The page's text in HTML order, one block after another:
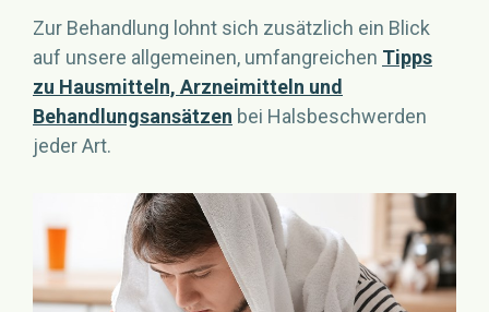
Zur Behandlung lohnt sich zusätzlich ein Blick
auf unsere allgemeinen, umfangreichen Tipps
zu Hausmitteln, Arzneimitteln und
Behandlungsansätzen bei Halsbeschwerden
jeder Art.